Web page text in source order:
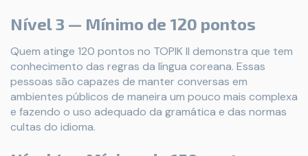
Nível 3 — Mínimo de 120 pontos
Quem atinge 120 pontos no TOPIK II demonstra que tem
conhecimento das regras da língua coreana. Essas
pessoas são capazes de manter conversas em
ambientes públicos de maneira um pouco mais complexa
e fazendo o uso adequado da gramática e das normas
cultas do idioma.